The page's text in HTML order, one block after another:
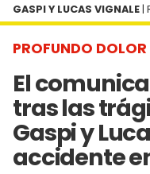
PROFUNDO DOLOR
El
tras las
Gaspi y
accidente
GASPI Y LUCAS VIGNALE |